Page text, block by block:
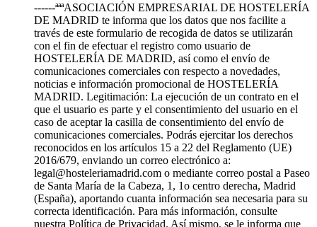
------ªªªASOCIACIÓN EMPRESARIAL DE HOSTELERÍA
DE MADRID te informa que los datos que nos facilite a
través de este formulario de recogida de datos se utilizarán
con el fin de efectuar el registro como usuario de
HOSTELERÍA DE MADRID, así como el envío de
comunicaciones comerciales con respecto a novedades,
noticias e información promocional de HOSTELERÍA
MADRID. Legitimación: La ejecución de un contrato en el
que el usuario es parte y el consentimiento del usuario en el
caso de aceptar la casilla de consentimiento del envío de
comunicaciones comerciales. Podrás ejercitar los derechos
reconocidos en los artículos 15 a 22 del Reglamento (UE)
2016/679, enviando un correo electrónico a:
legal@hosteleriamadrid.com o mediante correo postal a Paseo
de Santa María de la Cabeza, 1, 1o centro derecha, Madrid
(España), aportando cuanta información sea necesaria para su
correcta identificación. Para más información, consulte
nuestra Política de Privacidad. Así mismo, se le informa que